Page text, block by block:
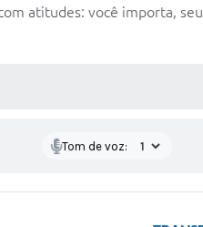
atitudes: você importa,
Tom de voz: